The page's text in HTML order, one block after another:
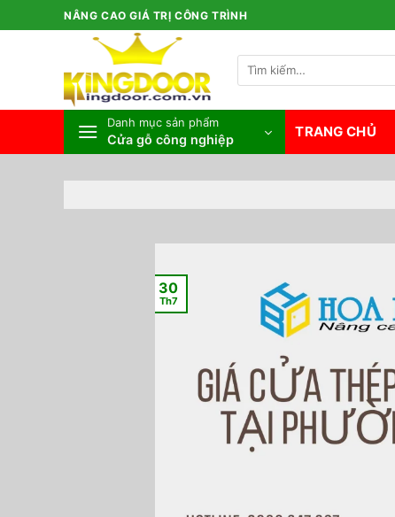
qua
NÂNG CAO GIÁ TRỊ CÔNG TRÌNH
Tìm
kiếm:
Danh mục sản phẩm
Cửa gỗ công nghiệp TRANG CHỦ
30
Th7